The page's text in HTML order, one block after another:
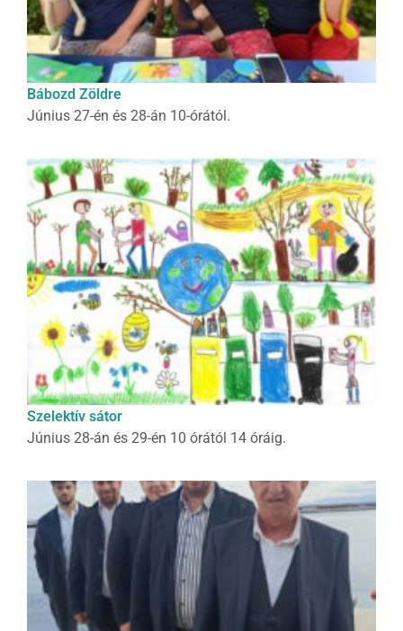
Bábozd Zöldre
Június 27-én és 28-án 10-órától.
Szelektív sátor
Június 28-án és 29-én 10 órától 14 óráig.